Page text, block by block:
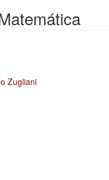
Zugliani